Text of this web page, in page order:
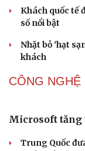
Sân khấu - Điện ảnh
Di sản
Hội chợ Du
lớn nhất từ
khách kỷ lục
thế tự nhiên
Khách quốc tế
số nổi bật